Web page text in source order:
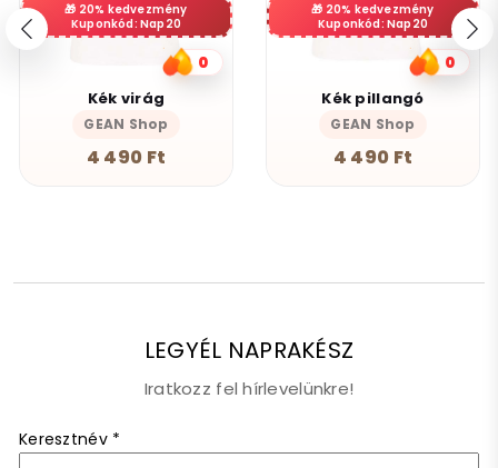
20% kedvezmény
Kuponkód: Nap20
0
Kék virág
GEAN Shop
4 490 Ft
20% kedvezmény
Kuponkód: Nap20
0
Kék pillangó
GEAN Shop
4 490 Ft
LEGYÉL NAPRAKÉSZ
Iratkozz fel hírlevelünkre!
Keresztnév *